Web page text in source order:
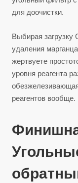
для доочистки.
Выбирая загрузку
удаления
жертвуете
уровня реагента
обезжелезивающая
реагентов вообще.